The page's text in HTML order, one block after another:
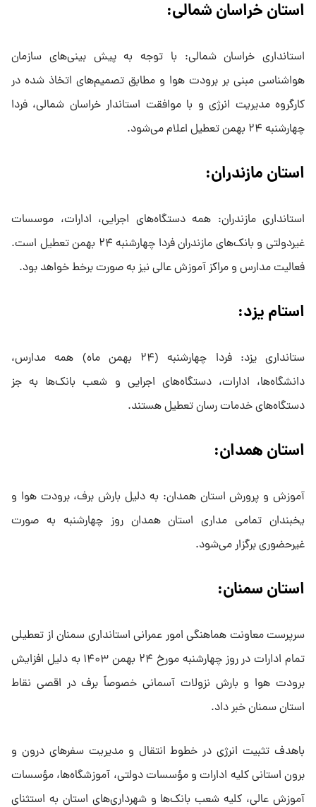
استان خراسان شمالی:
استانداری خراسان شمالی: با توجه به پیش بینی‌های سازمان
هواشناسی مبنی بر برودت هوا و مطابق تصمیم‌های اتخاذ شده در
کارگروه مدیریت انرژی و با موافقت استاندار خراسان شمالی، فردا
چهارشنبه ٢۴ بهمن تعطیل اعلام می‌شود.
استان مازندران:
استانداری مازندران: همه دستگاه‌های اجرایی، ادارات، موسسات
غیردولتی و بانک‌های مازندران فردا چهارشنبه ۲۴ بهمن تعطیل است.
فعالیت مدارس و مراکز آموزش عالی نیز به صورت برخط خواهد بود.
استام یزد:
ستانداری یزد: فردا چهارشنبه (۲۴ بهمن ماه) همه مدارس،
دانشگاه‌ها، ادارات، دستگاه‌های اجرایی و شعب بانک‌ها به جز
دستگاه‌های خدمات رسان تعطیل هستند.
استان همدان:
آموزش و پرورش استان همدان: به دلیل بارش برف، برودت هوا و
یخبندان تمامی مداری استان همدان روز چهارشنبه به صورت
غیرحضوری برگزار می‌شود.
استان سمنان:
سرپرست معاونت هماهنگی امور عمرانی استانداری سمنان از تعطیلی
تمام ادارات در روز چهارشنبه مورخ ۲۴ بهمن ۱۴۰۳ به دلیل افزایش
برودت هوا و بارش نزولات آسمانی خصوصاً برف در اقصی نقاط
استان سمنان خبر داد.
باهدف تثبیت انرژی در خطوط انتقال و مدیریت سفر‌های درون و
برون استانی کلیه ادارات و مؤسسات دولتی، آموزشگاه‌ها، مؤسسات
آموزش عالی، کلیه شعب بانک‌ها و شهرداری‌های استان به استثنای